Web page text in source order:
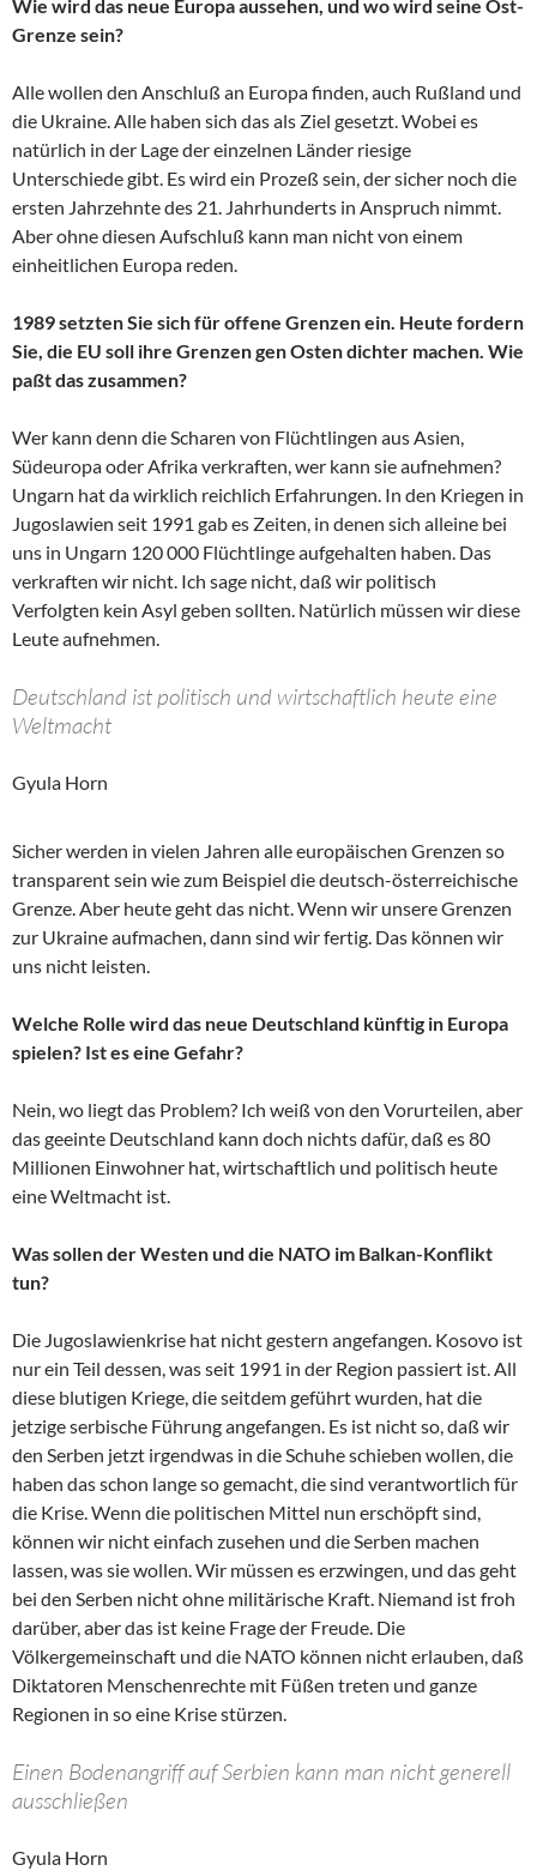
Wie wird das neue Europa aussehen, und wo wird seine Ost-
Grenze sein?
Alle wollen den Anschluß an Europa finden, auch Rußland und
die Ukraine. Alle haben sich das als Ziel gesetzt. Wobei es
natürlich in der Lage der einzelnen Länder riesige
Unterschiede gibt. Es wird ein Prozeß sein, der sicher noch die
ersten Jahrzehnte des 21. Jahrhunderts in Anspruch nimmt.
Aber ohne diesen Aufschluß kann man nicht von einem
einheitlichen Europa reden.
1989 setzten Sie sich für offene Grenzen ein. Heute fordern
Sie, die EU soll ihre Grenzen gen Osten dichter machen. Wie
paßt das zusammen?
Wer kann denn die Scharen von Flüchtlingen aus Asien,
Südeuropa oder Afrika verkraften, wer kann sie aufnehmen?
Ungarn hat da wirklich reichlich Erfahrungen. In den Kriegen in
Jugoslawien seit 1991 gab es Zeiten, in denen sich alleine bei
uns in Ungarn 120 000 Flüchtlinge aufgehalten haben. Das
verkraften wir nicht. Ich sage nicht, daß wir politisch
Verfolgten kein Asyl geben sollten. Natürlich müssen wir diese
Leute aufnehmen.
Deutschland ist politisch und wirtschaftlich heute eine
Weltmacht
Gyula Horn
Sicher werden in vielen Jahren alle europäischen Grenzen so
transparent sein wie zum Beispiel die deutsch-österreichische
Grenze. Aber heute geht das nicht. Wenn wir unsere Grenzen
zur Ukraine aufmachen, dann sind wir fertig. Das können wir
uns nicht leisten.
Welche Rolle wird das neue Deutschland künftig in Europa
spielen? Ist es eine Gefahr?
Nein, wo liegt das Problem? Ich weiß von den Vorurteilen, aber
das geeinte Deutschland kann doch nichts dafür, daß es 80
Millionen Einwohner hat, wirtschaftlich und politisch heute
eine Weltmacht ist.
Was sollen der Westen und die NATO im Balkan-Konflikt
tun?
Die Jugoslawienkrise hat nicht gestern angefangen. Kosovo ist
nur ein Teil dessen, was seit 1991 in der Region passiert ist. All
diese blutigen Kriege, die seitdem geführt wurden, hat die
jetzige serbische Führung angefangen. Es ist nicht so, daß wir
den Serben jetzt irgendwas in die Schuhe schieben wollen, die
haben das schon lange so gemacht, die sind verantwortlich für
die Krise. Wenn die politischen Mittel nun erschöpft sind,
können wir nicht einfach zusehen und die Serben machen
lassen, was sie wollen. Wir müssen es erzwingen, und das geht
bei den Serben nicht ohne militärische Kraft. Niemand ist froh
darüber, aber das ist keine Frage der Freude. Die
Völkergemeinschaft und die NATO können nicht erlauben, daß
Diktatoren Menschenrechte mit Füßen treten und ganze
Regionen in so eine Krise stürzen.
Einen Bodenangriff auf Serbien kann man nicht generell
ausschließen
Gyula Horn